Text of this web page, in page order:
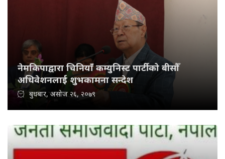
नेमकिपाद्वारा चिनियाँ कम्युनिस्ट पार्टीको बीसौँ
अधिवेशनलाई शुभकामना सन्देश
बुधबार, असोज २६, २०७९